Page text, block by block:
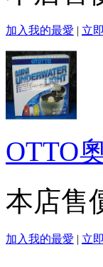
加入我的最愛 | 立
OTTO
本店售
加入我的最愛 | 立